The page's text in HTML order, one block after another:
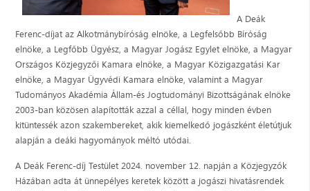
A Deák
Ferenc-díjat az Alkotmánybíróság elnöke, a Legfelsőbb Bíróság
elnöke, a Legfőbb Ügyész, a Magyar Jogász Egylet elnöke, a Magyar
Országos Közjegyzői Kamara elnöke, a Magyar Közigazgatási Kar
elnöke, a Magyar Ügyvédi Kamara elnöke, valamint a Magyar
Tudományos Akadémia Állam-és Jogtudományi Bizottságának elnöke
2003-ban közösen alapították azzal a céllal, hogy minden évben
kitüntessék azon szakembereket, akik kiemelkedő jogászként életútjuk
alapján a deáki hagyományok méltó utódai.
A Deák Ferenc-díj Testület 2024. november 12. napján a Közjegyzők
Házában adta át ünnepélyes keretek között a jogászi hivatásrendek